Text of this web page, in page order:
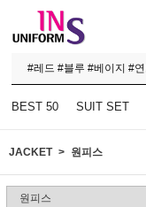
BEST 50 SUIT SET
JACKET 원피스